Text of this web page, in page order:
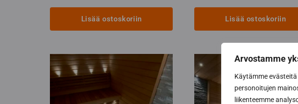
Arvostamme
Käytämme
personoitujen
liikenteemme
Lisää ostoskoriin Lisää ostoskoriin